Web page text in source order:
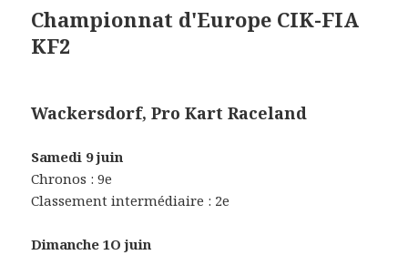
Championnat d'Europe CIK-FIA
KF2
Wackersdorf, Pro Kart Raceland
Samedi 9 juin
Chronos : 9e
Classement intermédiaire : 2e
Dimanche 1O juin